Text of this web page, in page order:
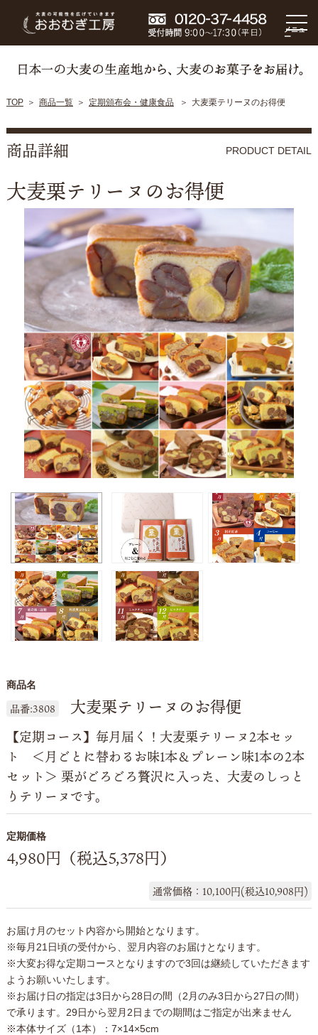
メニュ
ー
TOP 商品一覧 定期頒布会・健康食品 大麦栗テリーヌのお得便
商品詳細 PRODUCT DETAIL
大麦栗テリーヌのお得便
商品名
品番:3808 大麦栗テリーヌのお得便
【定期コース】毎月届く！大麦栗テリーヌ2本セッ
ト ＜月ごとに替わるお味1本＆プレーン味1本の2本
セット＞ 栗がごろごろ贅沢に入った、大麦のしっと
りテリーヌです。
定期価格
4,980円（税込5,378円）
通常価格：10,100円(税込10,908円)
お届け月のセット内容から開始となります。
※毎月21日頃の受付から、翌月内容のお届けとなります。
※大変お得な定期コースとなりますので3回は継続していただきます
ようお願いいたします。
※お届け日の指定は3日から28日の間（2月のみ3日から27日の間）
で承ります。29日から翌月2日までの期間はご指定が出来ません
※本体サイズ（1本）：7×14×5cm